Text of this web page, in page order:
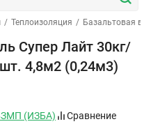
/ Теплоизоляция / Базальтовая
Супер Лайт 30кг/
4,8м2 (0,24м3)
(ИЗБА) Сравнение